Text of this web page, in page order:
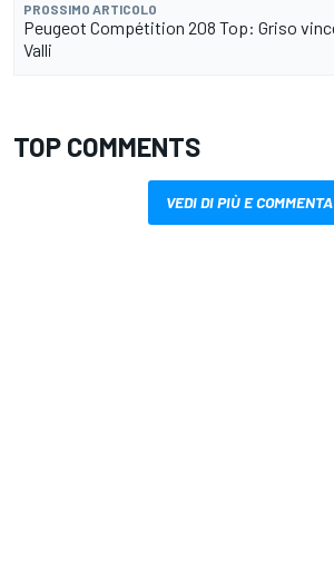
PROSSIMO ARTICOLO
Peugeot Compétition 208 Top: Griso
Valli
TOP COMMENTS
VEDI DI PIÙ E COMMENTA